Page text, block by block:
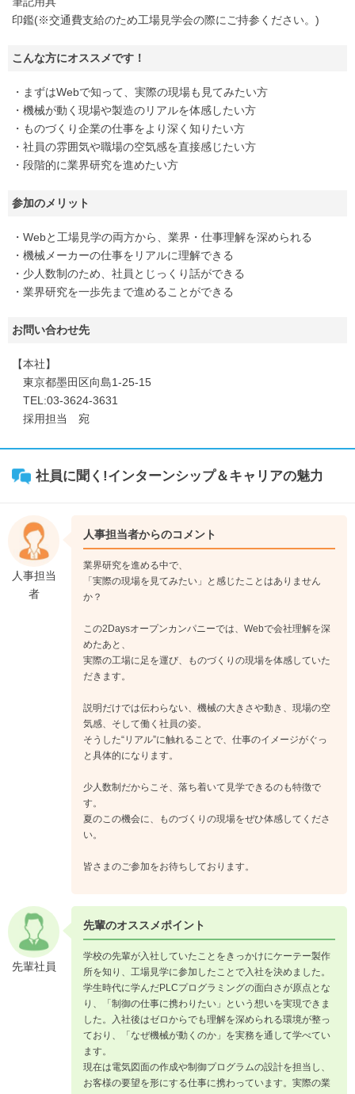
印鑑(※交通費支給のため工場見学会の際にご持参ください。)
こんな方にオススメです！
・まずはWebで知って、実際の現場も見てみたい方
・機械が動く現場や製造のリアルを体感したい方
・ものづくり企業の仕事をより深く知りたい方
・社員の雰囲気や職場の空気感を直接感じたい方
・段階的に業界研究を進めたい方
参加のメリット
・Webと工場見学の両方から、業界・仕事理解を深められる
・機械メーカーの仕事をリアルに理解できる
・少人数制のため、社員とじっくり話ができる
・業界研究を一歩先まで進めることができる
お問い合わせ先
【本社】
東京都墨田区向島1-25-15
TEL:03-3624-3631
採用担当 宛
社員に聞く!インターンシップ＆キャリアの魅力
人事担当
者
人事担当者からのコメント
業界研究を進める中で、
「実際の現場を見てみたい」と感じたことはありません
か？
この2Daysオープンカンパニーでは、Webで会社理解を深
めたあと、
実際の工場に足を運び、ものづくりの現場を体感していた
だきます。
説明だけでは伝わらない、機械の大きさや動き、現場の空
気感、そして働く社員の姿。
そうした“リアル”に触れることで、仕事のイメージがぐっ
と具体的になります。
少人数制だからこそ、落ち着いて見学できるのも特徴で
す。
夏のこの機会に、ものづくりの現場をぜひ体感してくださ
い。
皆さまのご参加をお待ちしております。
先輩社員
先輩のオススメポイント
学校の先輩が入社していたことをきっかけにケーテー製作
所を知り、工場見学に参加したことで入社を決めました。
学生時代に学んだPLCプログラミングの面白さが原点とな
り、「制御の仕事に携わりたい」という想いを実現できま
した。入社後はゼロからでも理解を深められる環境が整っ
ており、「なぜ機械が動くのか」を実務を通して学べてい
ます。
現在は電気図面の作成や制御プログラムの設計を担当し、
お客様の要望を形にする仕事に携わっています。実際の業